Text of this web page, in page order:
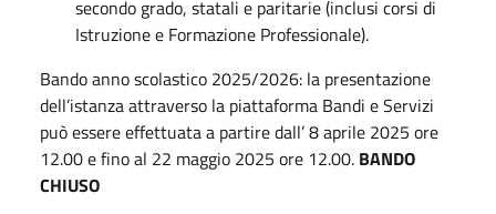
secondo grado, statali e paritarie (inclusi corsi di
Istruzione e Formazione Professionale).
Bando anno scolastico 2025/2026: la presentazione
dell’istanza attraverso la piattaforma Bandi e Servizi
può essere effettuata a partire dall’ 8 aprile 2025 ore
12.00 e fino al 22 maggio 2025 ore 12.00. BANDO
CHIUSO